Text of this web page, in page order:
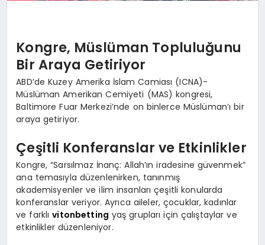
Kongre, Müslüman Topluluğunu
Bir Araya Getiriyor
ABD’de Kuzey Amerika İslam Camiası (ICNA)-
Müslüman Amerikan Cemiyeti (MAS) kongresi,
Baltimore Fuar Merkezi’nde on binlerce Müslüman’ı bir
araya getiriyor.
Çeşitli Konferanslar ve Etkinlikler
Kongre, “Sarsılmaz İnanç: Allah’ın iradesine güvenmek”
ana temasıyla düzenlenirken, tanınmış
akademisyenler ve ilim insanları çeşitli konularda
konferanslar veriyor. Ayrıca aileler, çocuklar, kadınlar
ve farklıvitonbetting yaş grupları için çalıştaylar ve
etkinlikler düzenleniyor.